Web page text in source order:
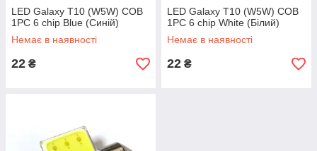
LED Galaxy T10 (W5W) COB
1PC 6 chip Blue (Синій)
Немає в наявності
22 ₴
LED Galaxy T10 (W5W) COB
1PC 6 chip White (Білий)
Немає в наявності
22 ₴